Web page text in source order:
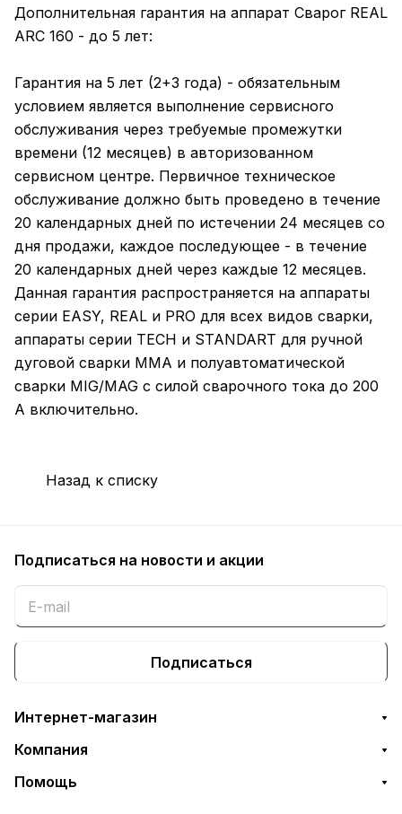
Дополнительная гарантия на аппарат Сварог REAL
ARC 160 - до 5 лет:
Гарантия на 5 лет (2+3 года) - обязательным
условием является выполнение сервисного
обслуживания через требуемые промежутки
времени (12 месяцев) в авторизованном
сервисном центре. Первичное техническое
обслуживание должно быть проведено в течение
20 календарных дней по истечении 24 месяцев со
дня продажи, каждое последующее - в течение
20 календарных дней через каждые 12 месяцев.
Данная гарантия распространяется на аппараты
серии EASY, REAL и PRO для всех видов сварки,
аппараты серии TECH и STANDART для ручной
дуговой сварки ММА и полуавтоматической
сварки MIG/MAG с силой сварочного тока до 200
А включительно.
Назад к списку
Подписаться на новости и акции
Подписаться
Интернет-магазин
Компания
Помощь